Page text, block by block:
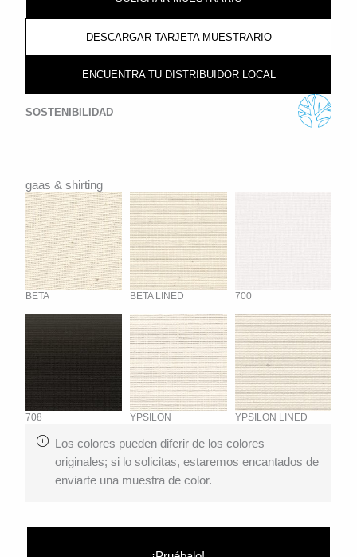
DESCARGAR TARJETA MUESTRARIO
ENCUENTRA TU DISTRIBUIDOR LOCAL
SOSTENIBILIDAD
gaas & shirting
BETA BETA LINED 700
708 YPSILON YPSILON LINED
Los colores pueden diferir de los colores
originales; si lo solicitas, estaremos encantados de
enviarte una muestra de color.